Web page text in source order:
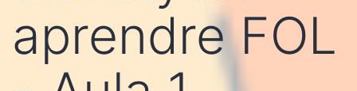
aprendre FOL